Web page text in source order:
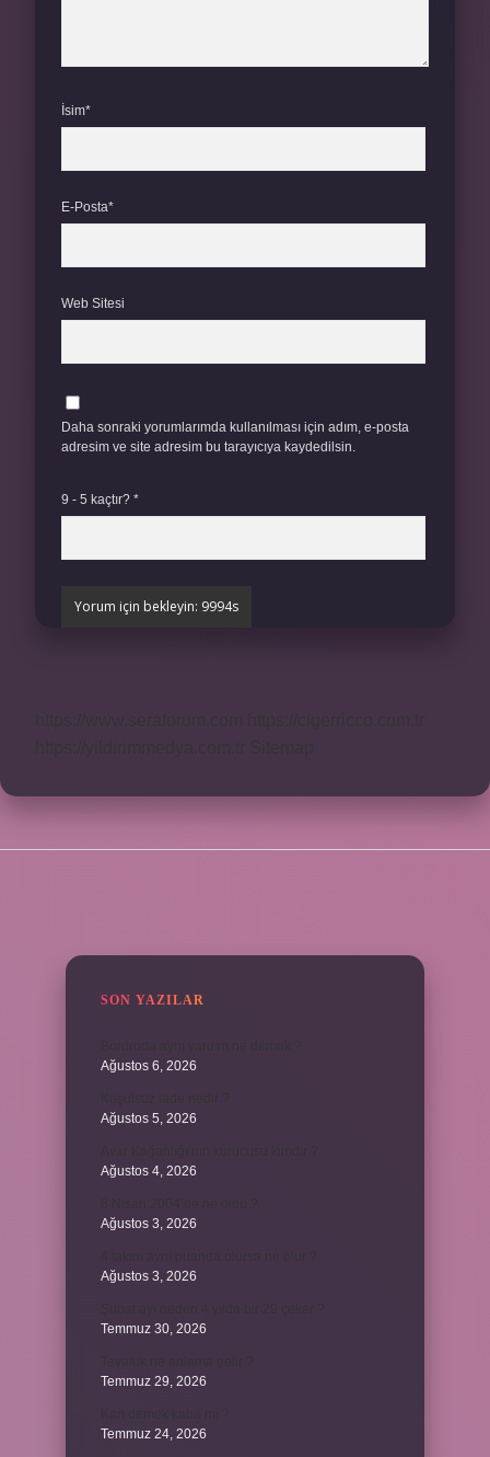
İsim*
E-Posta*
Web Sitesi
Daha sonraki yorumlarımda kullanılması için adım, e-posta
adresim ve site adresim bu tarayıcıya kaydedilsin.
9 - 5 kaçtır? *
SON YAZILAR
Ağustos 6, 2026
Ağustos 5, 2026
Ağustos 4, 2026
Ağustos 3, 2026
Ağustos 3, 2026
Temmuz 30, 2026
Temmuz 29, 2026
Temmuz 24, 2026